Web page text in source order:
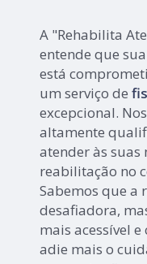
A "Rehabilita
entende que
está
um serviço de
excepcional.
altamente
atender às suas
reabilitação no
Sabemos que a
desafiadora,
mais acessível
adie mais o